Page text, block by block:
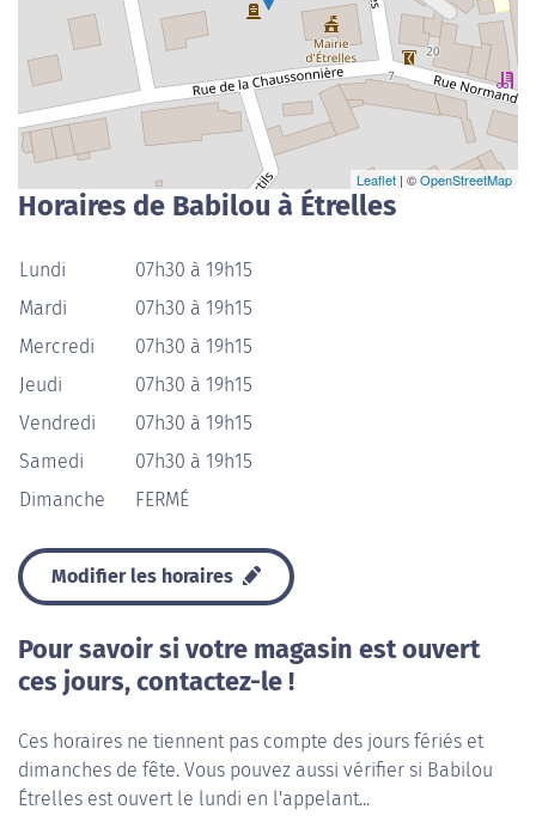
Leaflet | ©OpenStreetMap
Horaires de Babilou à Étrelles
Lundi
07h30 à 19h15
Mardi
07h30 à 19h15
Mercredi
07h30 à 19h15
Jeudi
07h30 à 19h15
Vendredi
07h30 à 19h15
Samedi
07h30 à 19h15
Dimanche
FERMÉ
Modifier les horaires
Pour savoir si votre magasin est ouvert
ces jours, contactez-le !
Ces horaires ne tiennent pas compte des jours fériés et
dimanches de fête. Vous pouvez aussi vérifier si Babilou
Étrelles est ouvert le lundi en l'appelant...